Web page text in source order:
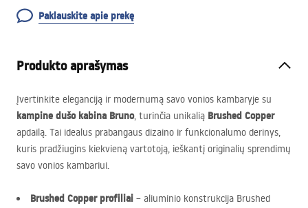
Paklauskite apie prekę
Produkto aprašymas
Įvertinkite eleganciją ir modernumą savo vonios kambaryje su
kampine dušo kabina Bruno, turinčia unikalią Brushed Copper
apdailą. Tai idealus prabangaus dizaino ir funkcionalumo derinys,
kuris pradžiugins kiekvieną vartotoją, ieškantį originalių sprendimų
savo vonios kambariui.
Brushed Copper profiliai – aliuminio konstrukcija Brushed